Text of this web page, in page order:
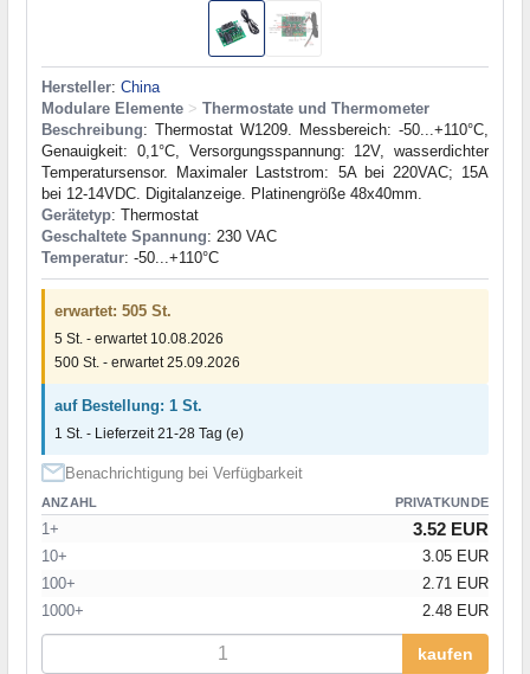
Hersteller: China
Modulare Elemente > Thermostate und Thermometer
Beschreibung: Thermostat W1209. Messbereich: -50...+110°C,
Genauigkeit: 0,1°C, Versorgungsspannung: 12V, wasserdichter
Temperatursensor. Maximaler Laststrom: 5A bei 220VAC; 15A
bei 12-14VDC. Digitalanzeige. Platinengröße 48x40mm.
Gerätetyp: Thermostat
Geschaltete Spannung: 230 VAC
Temperatur: -50...+110°С
erwartet: 505 St.
5 St. - erwartet 10.08.2026
500 St. - erwartet 25.09.2026
auf Bestellung: 1 St.
1 St. - Lieferzeit 21-28 Tag (e)
Benachrichtigung bei Verfügbarkeit
ANZAHL PRIVATKUNDE
1+ 3.52 EUR
10+
3.05 EUR
100+
2.71 EUR
1000+
2.48 EUR
kaufen